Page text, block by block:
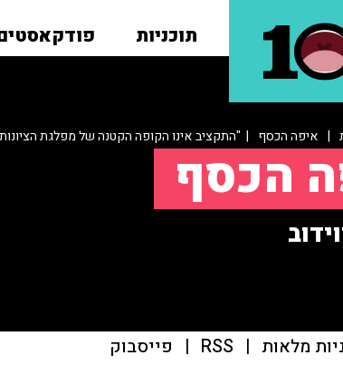
תוכניות
| איפה הכסף | "התקציב אינו הקופה הקטנה של מפלגת
הכסף
מלאות |
RSS
| פייסבוק